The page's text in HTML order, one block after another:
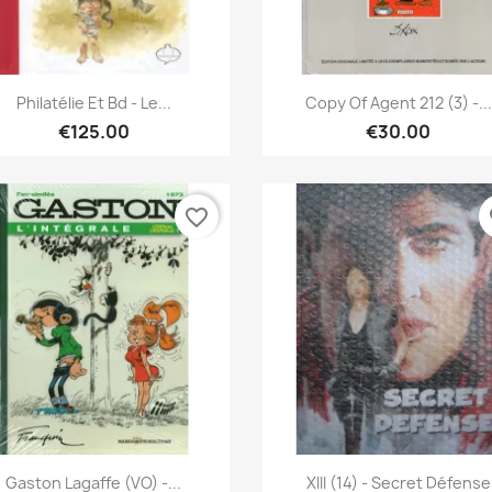
Quick view
Philatélie Et Bd - Le...
€125.00
Quick view
Copy Of Agent 212 (3) -...
€30.00
 Quick view
Gaston Lagaffe (VO) -...
favorite_border
Quick view
XIII (14) - Secret Défense